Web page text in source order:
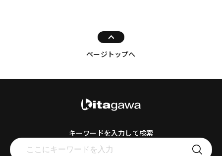
ページトップへ
キーワードを入力して検索